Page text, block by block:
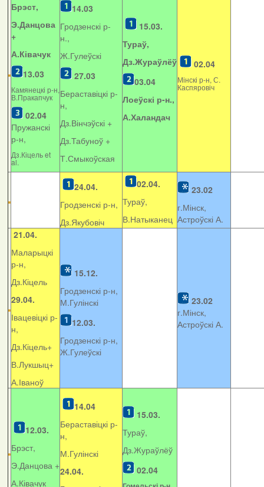
Брэст,
Э.Данцова
+
А.Ківачук
13.03
Камянецкі р-н,
В.Пракапчук
02.04
Пружанскі
р-н,
Дз.Кіцель et
al.
14.03
Гродзенскі р-
н.,
Ж.Гулеўскі
27.03
Бераставіцкі р-
н,
Дз.Вінчэўскі +
Дз.Табуноў +
Т.Смыкоўская
15.03.
Тураў,
Дз.Жураўлёў
03.04
Лоеўскі р-н.,
А.Халандач
02.04
Мінскі р-н, С.
Каспяровіч
24.04.
Гродзенскі р-н,
Дз.Якубовіч
02.04.
Тураў,
В.Натыканец
23.02
г.Мінск,
Астроўскі А.
21.04.
Маларыцкі
р-н,
Дз.Кіцель
29.04.
Івацевіцкі р-
н,
Дз.Кіцель+
В.Лукшыц+
А.Іваноў
15.12.
Гродзенскі р-н,
М.Гулінскі
12.03.
Гродзенскі р-н,
Ж.Гулеўскі
23.02
г.Мінск,
Астроўскі А.
12.03.
Брэст,
Э.Данцова +
А.Ківачук
14.04
Бераставіцкі р-
н,
М.Гулінскі
24.04.
15.03.
Тураў,
Дз.Жураўлёў
02.04